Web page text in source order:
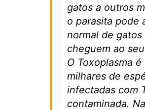
gatos a outros
o parasita pode
normal de
cheguem ao
O Toxoplasma
milhares de
infectadas com
contaminada.